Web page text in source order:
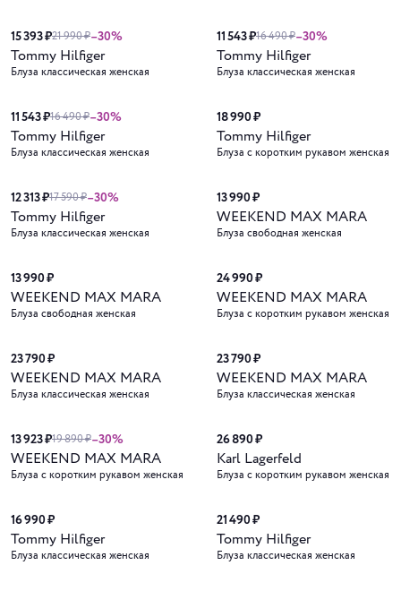
15 393 ₽21 990 ₽–30%
Tommy Hilfiger
Блуза классическая женская
11 543 ₽16 490 ₽–30%
Tommy Hilfiger
Блуза классическая женская
11 543 ₽16 490 ₽–30%
Tommy Hilfiger
Блуза классическая женская
18 990 ₽
Tommy Hilfiger
Блуза с коротким рукавом женская
12 313 ₽17 590 ₽–30%
Tommy Hilfiger
Блуза классическая женская
13 990 ₽
WEEKEND MAX MARA
Блуза свободная женская
13 990 ₽
WEEKEND MAX MARA
Блуза свободная женская
24 990 ₽
WEEKEND MAX MARA
Блуза с коротким рукавом женская
23 790 ₽
WEEKEND MAX MARA
Блуза классическая женская
23 790 ₽
WEEKEND MAX MARA
Блуза классическая женская
13 923 ₽19 890 ₽–30%
WEEKEND MAX MARA
Блуза с коротким рукавом женская
26 890 ₽
Karl Lagerfeld
Блуза с коротким рукавом женская
16 990 ₽
Tommy Hilfiger
Блуза классическая женская
21 490 ₽
Tommy Hilfiger
Блуза классическая женская